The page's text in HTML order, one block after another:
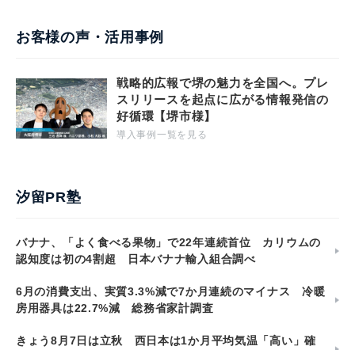
お客様の声・活用事例
戦略的広報で堺の魅力を全国へ。プレ
スリリースを起点に広がる情報発信の
好循環【堺市様】
導入事例一覧を見る
汐留PR塾
バナナ、「よく食べる果物」で22年連続首位 カリウムの
認知度は初の4割超 日本バナナ輸入組合調べ
6月の消費支出、実質3.3%減で7か月連続のマイナス 冷暖
房用器具は22.7%減 総務省家計調査
きょう8月7日は立秋 西日本は1か月平均気温「高い」確